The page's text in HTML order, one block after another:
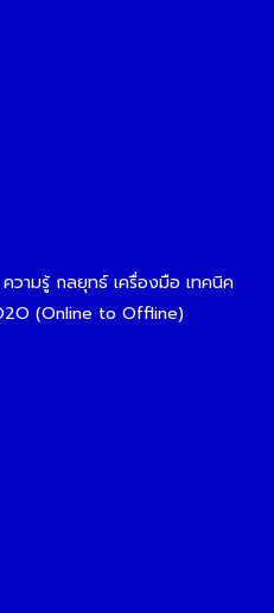
วามรู้ กลยุทธ์ เครื่องมือ เทคนิค
(Online to Offline)